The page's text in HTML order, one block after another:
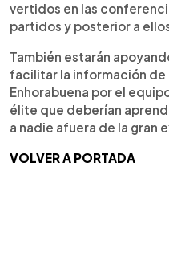
vertidos en las
partidos y posterior a
También estarán
facilitar la información de
Enhorabuena por el
élite que deberían
a nadie afuera de la gran
VOLVER A PORTADA